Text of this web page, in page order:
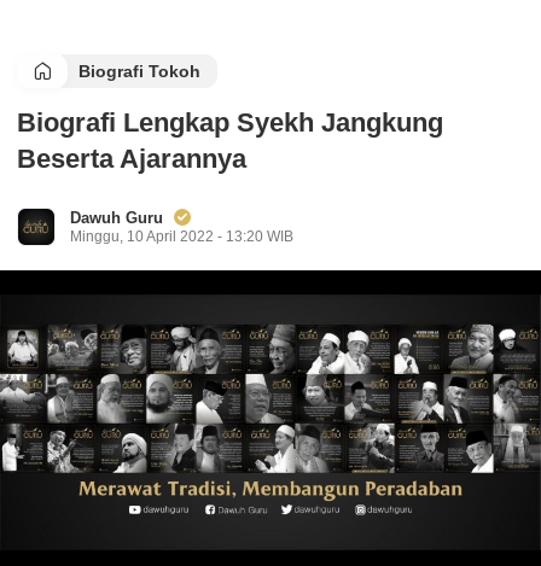
Biografi Tokoh
Biografi Lengkap Syekh Jangkung
Beserta Ajarannya
Dawuh Guru
Minggu, 10 April 2022 - 13:20 WIB